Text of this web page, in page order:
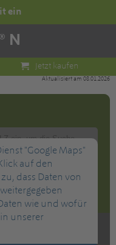
ein
Aktualisiert am 08.01.2026
"Google Maps"
auf den
dass Daten von
wie und wofür
unserer
Jetzt kaufen